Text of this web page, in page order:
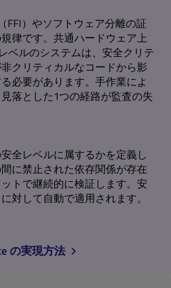
FFI）やソフトウェア分離の証
律です。共通ハードウェア上
ベルのシステムは、安全クリテ
クリティカルなコードから影
必要があります。手作業によ
落とした1つの経路が監査の失
全レベルに属するかを定義し
に禁止された依存関係が存在
トで継続的に検証します。安
対して自動で適用されます。
の実現方法